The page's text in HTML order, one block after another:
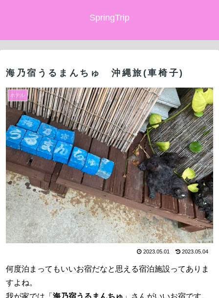
SpringTrip
海乃宿うるまんちゅ 沖縄旅(車椅子)
ホテル
2023.05.01 2023.05.04
何度泊まってもいいお宿だなと思える宿泊施設ってありま
すよね。
我が家では「 海乃宿うるまんちゅ 」さんがいいお宿です。